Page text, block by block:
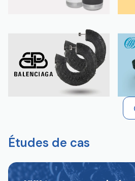
Études de cas